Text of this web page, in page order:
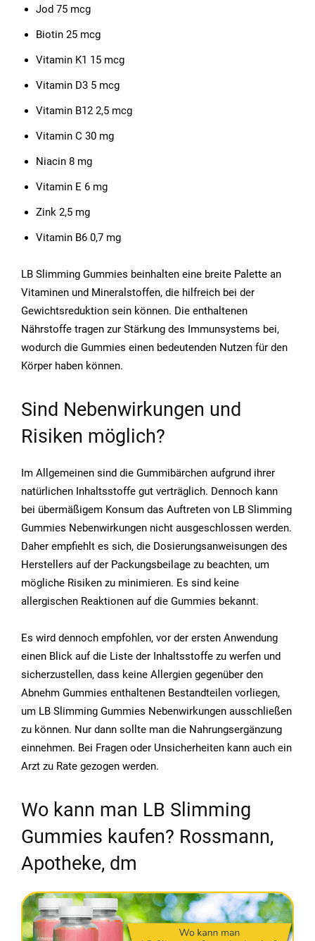
Jod 75 mcg
Biotin 25 mcg
Vitamin K1 15 mcg
Vitamin D3 5 mcg
Vitamin B12 2,5 mcg
Vitamin C 30 mg
Niacin 8 mg
Vitamin E 6 mg
Zink 2,5 mg
Vitamin B6 0,7 mg
LB Slimming Gummies beinhalten eine breite Palette an
Vitaminen und Mineralstoffen, die hilfreich bei der
Gewichtsreduktion sein können. Die enthaltenen
Nährstoffe tragen zur Stärkung des Immunsystems bei,
wodurch die Gummies einen bedeutenden Nutzen für den
Körper haben können.
Sind Nebenwirkungen und
Risiken möglich?
Im Allgemeinen sind die Gummibärchen aufgrund ihrer
natürlichen Inhaltsstoffe gut verträglich. Dennoch kann
bei übermäßigem Konsum das Auftreten von LB Slimming
Gummies Nebenwirkungen nicht ausgeschlossen werden.
Daher empfiehlt es sich, die Dosierungsanweisungen des
Herstellers auf der Packungsbeilage zu beachten, um
mögliche Risiken zu minimieren. Es sind keine
allergischen Reaktionen auf die Gummies bekannt.
Es wird dennoch empfohlen, vor der ersten Anwendung
einen Blick auf die Liste der Inhaltsstoffe zu werfen und
sicherzustellen, dass keine Allergien gegenüber den
Abnehm Gummies enthaltenen Bestandteilen vorliegen,
um LB Slimming Gummies Nebenwirkungen ausschließen
zu können. Nur dann sollte man die Nahrungsergänzung
einnehmen. Bei Fragen oder Unsicherheiten kann auch ein
Arzt zu Rate gezogen werden.
Wo kann man LB Slimming
Gummies kaufen? Rossmann,
Apotheke, dm